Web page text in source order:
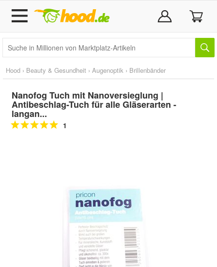
Hood › Beauty & Gesundheit › Augenoptik › Brillenbänder
Nanofog Tuch mit Nanoversieglung |
Antibeschlag-Tuch für alle Gläserarten -
langan...
1